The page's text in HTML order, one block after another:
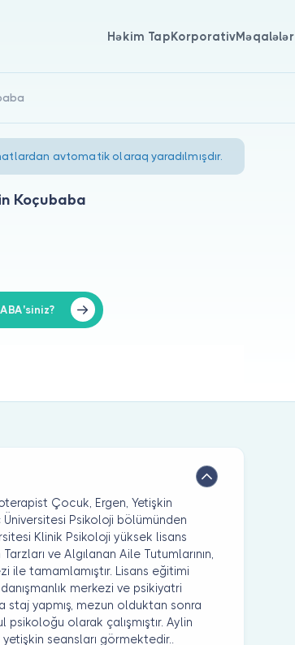
Həkim TapKorporativMəqalələr
avtomatik olaraq yaradılmışdır.
Koçubaba
Çocuk, Ergen, Yetişkin
Üniversitesi Psikoloji bölümünden
Klinik Psikoloji yüksek lisans
ve Algılanan Aile Tutumlarının,
ile tamamlamıştır. Lisans eğitimi
merkezi ve psikiyatri
staj yapmış, mezun olduktan sonra
olarak çalışmıştır. Aylin
seansları görmektedir..